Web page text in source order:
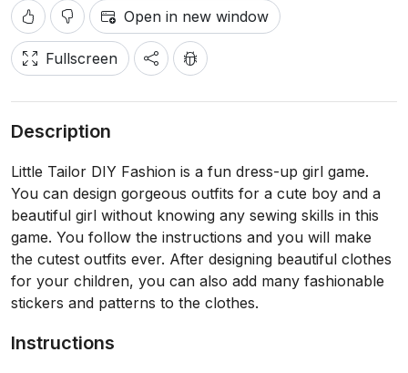
Open in new window
Fullscreen
Description
Little Tailor DIY Fashion is a fun dress-up girl game.
You can design gorgeous outfits for a cute boy and a
beautiful girl without knowing any sewing skills in this
game. You follow the instructions and you will make
the cutest outfits ever. After designing beautiful clothes
for your children, you can also add many fashionable
stickers and patterns to the clothes.
Instructions